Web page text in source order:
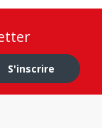
S'inscrire